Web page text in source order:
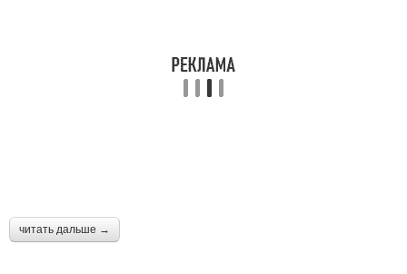
читать дальше →